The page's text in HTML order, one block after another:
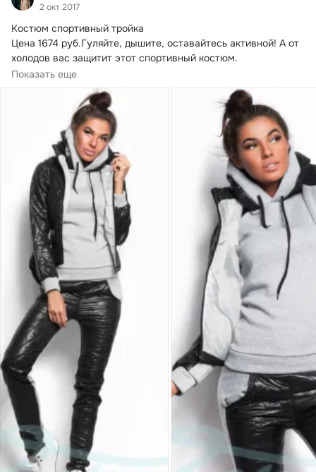
2 окт 2017
Костюм спортивный тройка
Цена 1674 руб.Гуляйте, дышите, оставайтесь активной! А от
холодов вас защитит этот спортивный костюм.
Изготовленный...
Показать еще